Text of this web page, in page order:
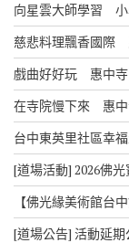
向星雲大師學習 小
慈悲料理飄香國際
戲曲好好玩 惠中寺
在寺院慢下來 惠中
台中東英里社區幸
[道場活動] 2026佛
【佛光緣美術館台
[道場公告] 活動延